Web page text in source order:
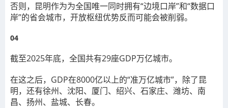
否则，昆明作为为全国唯一同时拥有“边境口岸”和“数据口
岸”的省会城市，开放枢纽优势反而可能会被削弱。
04
截至2025年底，全国共有29座GDP万亿城市。
在这之后，GDP在8000亿以上的“准万亿城市”，除了昆
明，还有徐州、沈阳、厦门、绍兴、石家庄、潍坊、南
昌、扬州、盐城、长春。